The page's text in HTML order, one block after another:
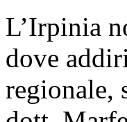
L’Irpinia
dove
regionale,